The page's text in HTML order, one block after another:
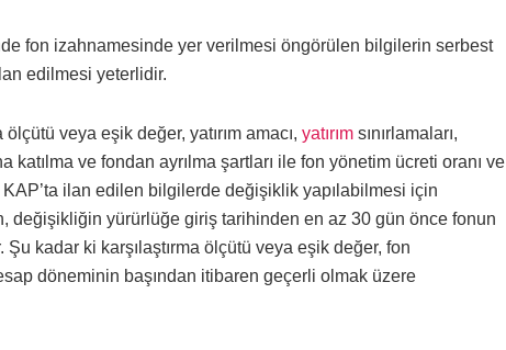
fon izahnamesinde yer verilmesi öngörülen bilgilerin serbest
edilmesi yeterlidir.
veya eşik değer, yatırım amacı, yatırım sınırlamaları,
katılma ve fondan ayrılma şartları ile fon yönetim ücreti oranı ve
ilan edilen bilgilerde değişiklik yapılabilmesi için
değişikliğin yürürlüğe giriş tarihinden en az 30 gün önce fonun
kadar ki karşılaştırma ölçütü veya eşik değer, fon
döneminin başından itibaren geçerli olmak üzere